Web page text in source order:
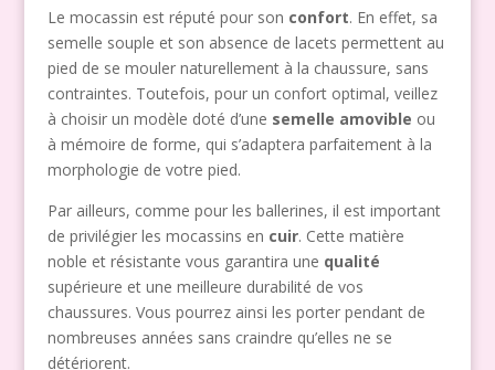
Le mocassin est réputé pour son confort. En effet, sa
semelle souple et son absence de lacets permettent au
pied de se mouler naturellement à la chaussure, sans
contraintes. Toutefois, pour un confort optimal, veillez
à choisir un modèle doté d’une semelle amovible ou
à mémoire de forme, qui s’adaptera parfaitement à la
morphologie de votre pied.
Par ailleurs, comme pour les ballerines, il est important
de privilégier les mocassins en cuir. Cette matière
noble et résistante vous garantira une qualité
supérieure et une meilleure durabilité de vos
chaussures. Vous pourrez ainsi les porter pendant de
nombreuses années sans craindre qu’elles ne se
détériorent.